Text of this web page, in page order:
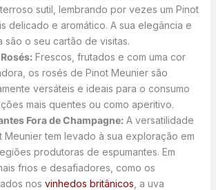
sutil, lembrando por vezes um Pinot
delicado e aromático. A sua elegância e
são o seu cartão de visitas.
Frescos, frutados e com uma cor
os rosés de Pinot Meunier são
versáteis e ideais para o consumo
mais quentes ou como aperitivo.
Fora de Champagne:A versatilidade
Meunier tem levado à sua exploração em
produtoras de espumantes. Em
frios e desafiadores, como os
nos vinhedos britânicos , a uva